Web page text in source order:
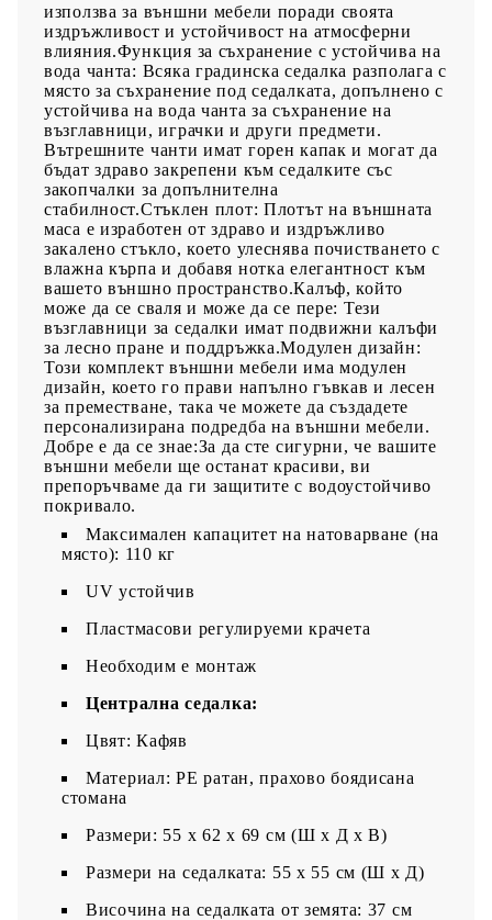
използва за външни мебели поради своята
издръжливост и устойчивост на атмосферни
влияния.Функция за съхранение с устойчива на
вода чанта: Всяка градинска седалка разполага с
място за съхранение под седалката, допълнено с
устойчива на вода чанта за съхранение на
възглавници, играчки и други предмети.
Вътрешните чанти имат горен капак и могат да
бъдат здраво закрепени към седалките със
закопчалки за допълнителна
стабилност.Стъклен плот: Плотът на външната
маса е изработен от здраво и издръжливо
закалено стъкло, което улеснява почистването с
влажна кърпа и добавя нотка елегантност към
вашето външно пространство.Калъф, който
може да се сваля и може да се пере: Тези
възглавници за седалки имат подвижни калъфи
за лесно пране и поддръжка.Модулен дизайн:
Този комплект външни мебели има модулен
дизайн, което го прави напълно гъвкав и лесен
за преместване, така че можете да създадете
персонализирана подредба на външни мебели.
Добре е да се знае:За да сте сигурни, че вашите
външни мебели ще останат красиви, ви
препоръчваме да ги защитите с водоустойчиво
покривало.
Максимален капацитет на натоварване (на
място): 110 кг
UV устойчив
Пластмасови регулируеми крачета
Необходим е монтаж
Централна седалка:
Цвят: Кафяв
Материал: PE ратан, прахово боядисана
стомана
Размери: 55 x 62 x 69 см (Ш x Д x В)
Размери на седалката: 55 x 55 cм (Ш x Д)
Височина на седалката от земята: 37 см